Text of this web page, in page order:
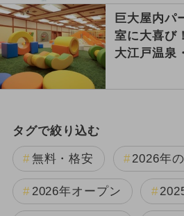
巨大屋内パ
室に大喜び
大江戸温泉
タグで絞り込む
無料・格安 2026年
2026年オープン